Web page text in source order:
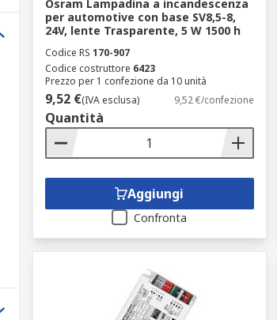
Osram Lampadina a incandescenza
per automotive con base SV8,5-8,
24V, lente Trasparente, 5 W 1500 h
Codice RS 170-907
Codice costruttore 6423
Prezzo per 1 confezione da 10 unità
9,52 €(IVA esclusa) 9,52 €/confezione
Quantità
Aggiungi
Confronta